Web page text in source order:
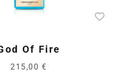
Of Fire
215,00 €